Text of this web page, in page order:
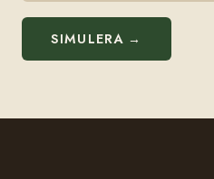
SIMULERA →